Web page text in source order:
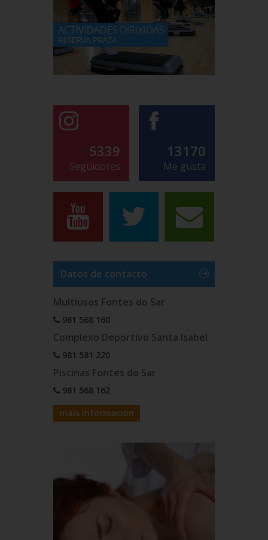
5339
Seguidores
13170
Me gusta
Datos de contacto
Multiusos Fontes do Sar
981 568 160
Complexo Deportivo Santa Isabel
981 581 220
Piscinas Fontes do Sar
981 568 162
máis información